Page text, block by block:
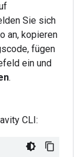
Sie sich
an, kopieren
fügen
ein und
.
CLI: